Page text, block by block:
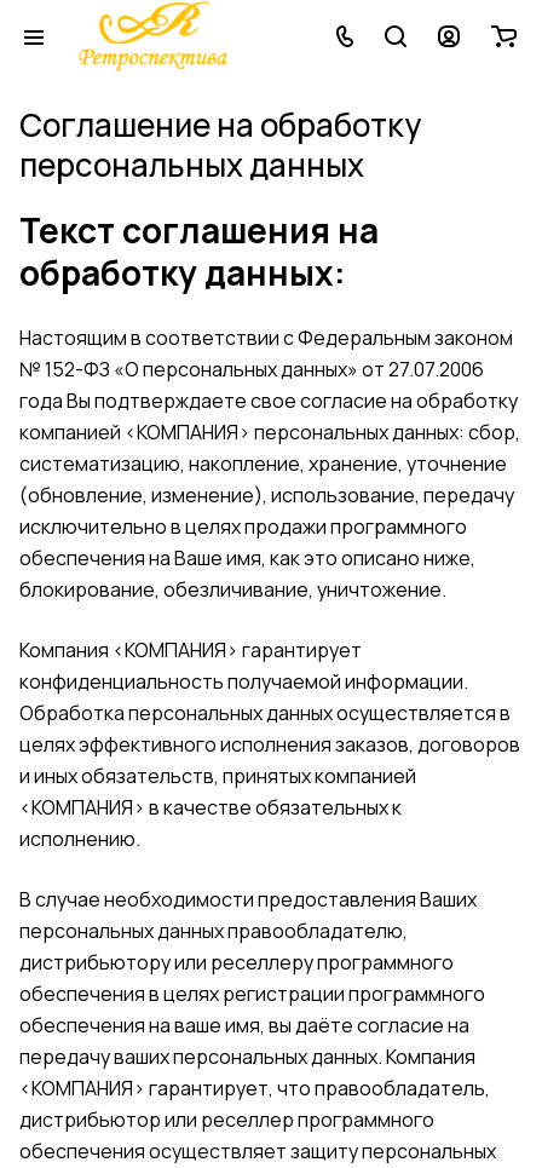
Соглашение на обработку
персональных данных
Текст соглашения на
обработку данных:
Настоящим в соответствии с Федеральным законом
№ 152-ФЗ «О персональных данных» от 27.07.2006
года Вы подтверждаете свое согласие на обработку
компанией <КОМПАНИЯ> персональных данных: сбор,
систематизацию, накопление, хранение, уточнение
(обновление, изменение), использование, передачу
исключительно в целях продажи программного
обеспечения на Ваше имя, как это описано ниже,
блокирование, обезличивание, уничтожение.
Компания <КОМПАНИЯ> гарантирует
конфиденциальность получаемой информации.
Обработка персональных данных осуществляется в
целях эффективного исполнения заказов, договоров
и иных обязательств, принятых компанией
<КОМПАНИЯ> в качестве обязательных к
исполнению.
В случае необходимости предоставления Ваших
персональных данных правообладателю,
дистрибьютору или реселлеру программного
обеспечения в целях регистрации программного
обеспечения на ваше имя, вы даёте согласие на
передачу ваших персональных данных. Компания
<КОМПАНИЯ> гарантирует, что правообладатель,
дистрибьютор или реселлер программного
обеспечения осуществляет защиту персональных